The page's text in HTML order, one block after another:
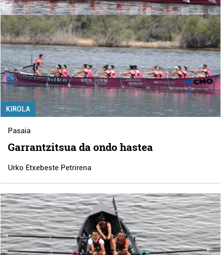
KIROLA
Pasaia
Garrantzitsua da ondo hastea
Urko Etxebeste Petrirena